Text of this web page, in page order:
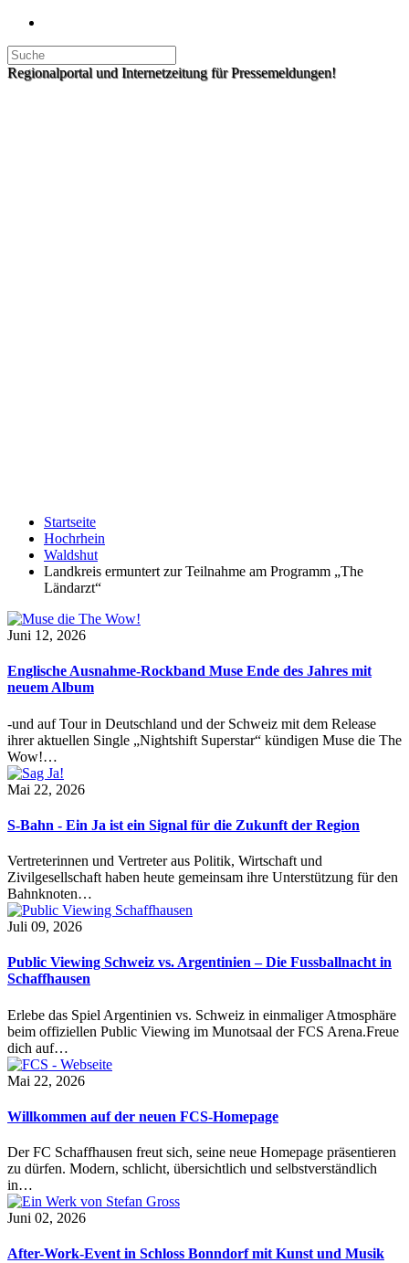
Regionalportal und Internetzeitung für Pressemeldungen!
Startseite
Hochrhein
Waldshut
Landkreis ermuntert zur Teilnahme am Programm „The
Ländarzt“
Juni 12, 2026
Englische Ausnahme-Rockband Muse Ende des Jahres mit
neuem Album
-und auf Tour in Deutschland und der Schweiz mit dem Release
ihrer aktuellen Single „Nightshift Superstar“ kündigen Muse die The
Wow!…
Mai 22, 2026
S-Bahn - Ein Ja ist ein Signal für die Zukunft der Region
Vertreterinnen und Vertreter aus Politik, Wirtschaft und
Zivilgesellschaft haben heute gemeinsam ihre Unterstützung für den
Bahnknoten…
Juli 09, 2026
Public Viewing Schweiz vs. Argentinien – Die Fussballnacht in
Schaffhausen
Erlebe das Spiel Argentinien vs. Schweiz in einmaliger Atmosphäre
beim offiziellen Public Viewing im Munotsaal der FCS Arena.Freue
dich auf…
Mai 22, 2026
Willkommen auf der neuen FCS-Homepage
Der FC Schaffhausen freut sich, seine neue Homepage präsentieren
zu dürfen. Modern, schlicht, übersichtlich und selbstverständlich
in…
Juni 02, 2026
After-Work-Event in Schloss Bonndorf mit Kunst und Musik